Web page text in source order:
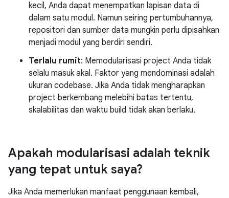
kecil, Anda dapat menempatkan lapisan data di
dalam satu modul. Namun seiring pertumbuhannya,
repositori dan sumber data mungkin perlu dipisahkan
menjadi modul yang berdiri sendiri.
Terlalu rumit: Memodularisasi project Anda tidak
selalu masuk akal. Faktor yang mendominasi adalah
ukuran codebase. Jika Anda tidak mengharapkan
project berkembang melebihi batas tertentu,
skalabilitas dan waktu build tidak akan berlaku.
Apakah modularisasi adalah teknik
yang tepat untuk saya?
Jika Anda memerlukan manfaat penggunaan kembali,